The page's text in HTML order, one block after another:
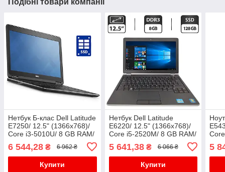
Подібні товари компанії
Нетбук Б-клас Dell Latitude
E7250/ 12.5" (1366x768)/
Core i3-5010U/ 8 GB RAM/
6 544,28 ₴ 6 962 ₴
Купити
Нетбук Dell Latitude
E6220/ 12.5" (1366x768)/
Core i5-2520M/ 8 GB RAM/
5 641,38₴ 6 066 ₴
Купити
5